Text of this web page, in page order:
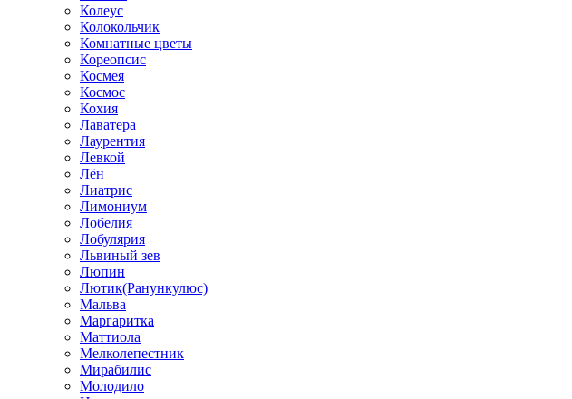
Колеус
Колокольчик
Комнатные цветы
Кореопсис
Космея
Космос
Кохия
Лаватера
Лаурентия
Левкой
Лён
Лиатрис
Лимониум
Лобелия
Лобулярия
Львиный зев
Люпин
Лютик(Ранункулюс)
Мальва
Маргаритка
Маттиола
Мелколепестник
Мирабилис
Молодило